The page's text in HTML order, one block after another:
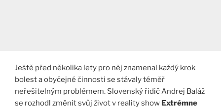
Ještě před několika lety pro něj znamenal každý krok
bolest a obyčejné činnosti se stávaly téměř
neřešitelným problémem. Slovenský řidič Andrej Baláž
se rozhodl změnit svůj život v reality show Extrémne